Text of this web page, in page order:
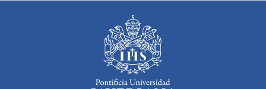
cuentas oficiales que promueven ambos
equipos en las redes, así como el rol de los
medios en la narración de la violencia
vinculada a las barras. El análisis se
desarrollará sobre un corpus de datos